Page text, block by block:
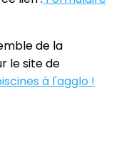
de la
le site de
à l'agglo !